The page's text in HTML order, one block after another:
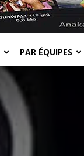
PAR ÉQUIPES